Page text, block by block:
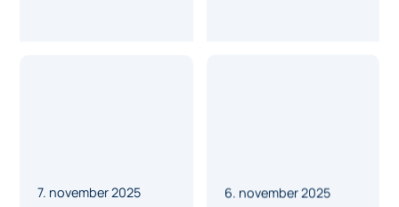
7. november 2025 6. november 2025